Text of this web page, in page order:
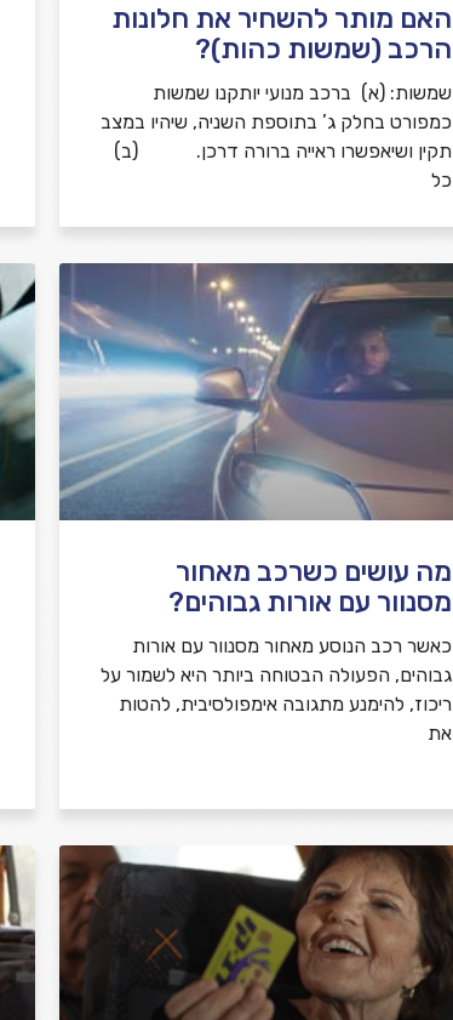
האם מותר להשחיר את חלונות
הרכב (שמשות כהות)?
שמשות: (א) ברכב מנועי יותקנו שמשות
כמפורט בחלק ג’ בתוספת השניה, שיהיו במצב
תקין ושיאפשרו ראייה ברורה דרכן. (ב)
כל
מה עושים כשרכב מאחור
מסנוור עם אורות גבוהים?
כאשר רכב הנוסע מאחור מסנוור עם אורות
גבוהים, הפעולה הבטוחה ביותר היא לשמור על
ריכוז, להימנע מתגובה אימפולסיבית, להטות
את